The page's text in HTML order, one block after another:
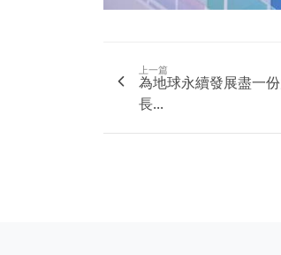
上一篇
為地球永續發展盡一
長...